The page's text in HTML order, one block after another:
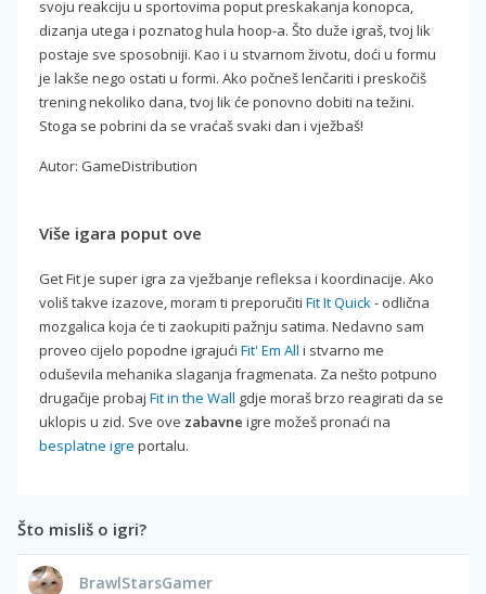
svoju reakciju u sportovima poput preskakanja konopca,
dizanja utega i poznatog hula hoop-a. Što duže igraš, tvoj lik
postaje sve sposobniji. Kao i u stvarnom životu, doći u formu
je lakše nego ostati u formi. Ako počneš lenčariti i preskočiš
trening nekoliko dana, tvoj lik će ponovno dobiti na težini.
Stoga se pobrini da se vraćaš svaki dan i vježbaš!
Autor: GameDistribution
Više igara poput ove
Get Fit je super igra za vježbanje refleksa i koordinacije. Ako
voliš takve izazove, moram ti preporučiti Fit It Quick- odlična
mozgalica koja će ti zaokupiti pažnju satima. Nedavno sam
proveo cijelo popodne igrajući Fit' Em All i stvarno me
oduševila mehanika slaganja fragmenata. Za nešto potpuno
drugačije probaj Fit in the Wall gdje moraš brzo reagirati da se
uklopis u zid. Sve ove zabavne igre možeš pronaći na
besplatne igre portalu.
Što misliš o igri?
BrawlStarsGamer